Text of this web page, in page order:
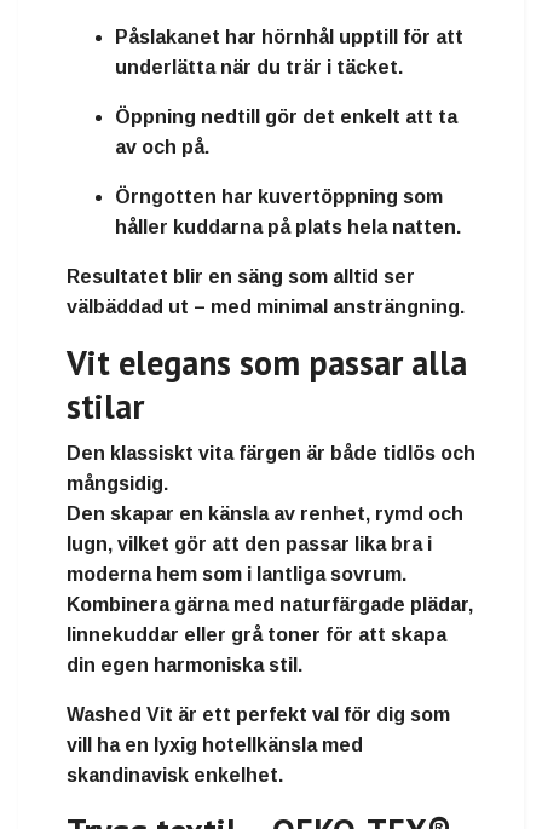
Påslakanet har hörnhål upptill
för att
underlätta när du trär i täcket.
Öppning nedtill
gör det enkelt att ta
av och på.
Örngotten har kuvertöppning som
håller kuddarna på plats hela natten.
Resultatet blir en säng som alltid ser
välbäddad ut – med minimal ansträngning.
Vit elegans som passar alla
stilar
Den klassiskt vita färgen är både tidlös och
mångsidig.
Den skapar en känsla av renhet, rymd och
lugn, vilket gör att den passar lika bra i
moderna hem som i lantliga sovrum.
Kombinera gärna med naturfärgade plädar,
linnekuddar eller grå toner för att skapa
din egen harmoniska stil.
Washed Vit är ett perfekt val för dig som
vill ha en lyxig hotellkänsla med
skandinavisk enkelhet.